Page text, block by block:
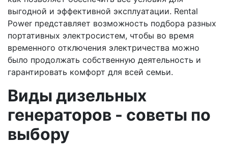
выгодной и эффективной эксплуатации. Rental
Power представляет возможность подбора разных
портативных электросистем, чтобы во время
временного отключения электричества можно
было продолжать собственную деятельность и
гарантировать комфорт для всей семьи.
Виды дизельных
генераторов - советы по
выбору